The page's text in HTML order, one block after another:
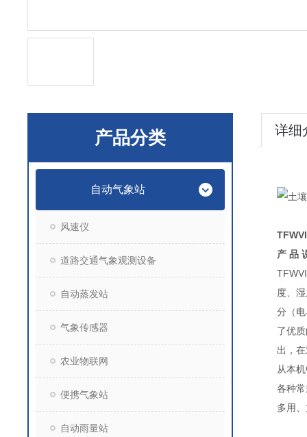
产品分类
自动气象站
风速仪
道路交通气象观测设备
自动蒸发站
气象传感器
农业物联网
便携气象站
自动雨量站
详细
产 品
度、
分（
了优
出，
从本
各种
多用